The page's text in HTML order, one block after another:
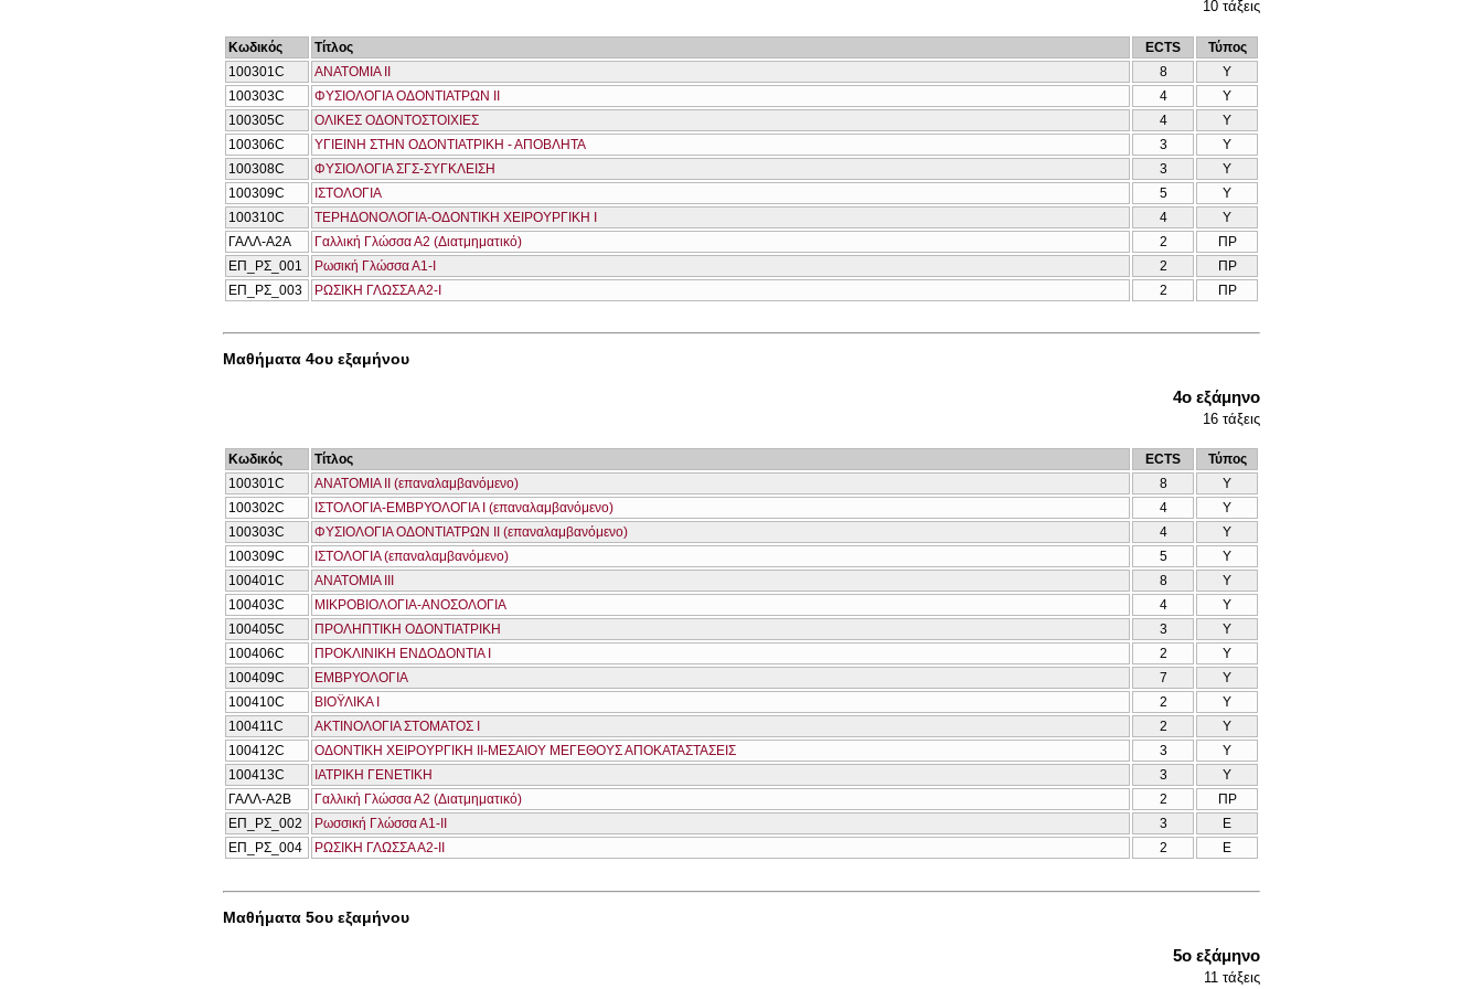
10 τάξεις
Κωδικός Τίτλος ECTS
Τύπος
100301C
ΑΝΑΤΟΜΙΑ ΙΙ 8
Υ
100303C
ΦΥΣΙΟΛΟΓΙΑ ΟΔΟΝΤΙΑΤΡΩΝ ΙΙ 4
Υ
100305C
ΟΛΙΚΕΣ ΟΔΟΝΤΟΣΤΟΙΧΙΕΣ 4
Υ
100306C
ΥΓΙΕΙΝΗ ΣΤΗΝ ΟΔΟΝΤΙΑΤΡΙΚΗ - ΑΠΟΒΛΗΤΑ 3
Υ
100308C
ΦΥΣΙΟΛΟΓΙΑ ΣΓΣ-ΣΥΓΚΛΕΙΣΗ 3
Υ
100309C
ΙΣΤΟΛΟΓΙΑ 5
Υ
100310C
ΤΕΡΗΔΟΝΟΛΟΓΙΑ-ΟΔΟΝΤΙΚΗ ΧΕΙΡΟΥΡΓΙΚΗ Ι 4
Υ
ΓΑΛΛ-Α2Α
Γαλλική Γλώσσα Α2 (Διατμηματικό) 2
ΠΡ
ΕΠ_ΡΣ_001
Ρωσική Γλώσσα Α1-Ι 2
ΠΡ
ΕΠ_ΡΣ_003
ΡΩΣΙΚΗ ΓΛΩΣΣΑ Α2-Ι 2 ΠΡ
Μαθήματα 4ου εξαμήνου
4ο εξάμηνο
16 τάξεις
Κωδικός Τίτλος ECTS
Τύπος
100301C
ΑΝΑΤΟΜΙΑ ΙΙ (επαναλαμβανόμενο) 8
Υ
100302C
ΙΣΤΟΛΟΓΙΑ-ΕΜΒΡΥΟΛΟΓΙΑ Ι (επαναλαμβανόμενο) 4
Υ
100303C
ΦΥΣΙΟΛΟΓΙΑ ΟΔΟΝΤΙΑΤΡΩΝ ΙΙ (επαναλαμβανόμενο) 4
Υ
100309C
ΙΣΤΟΛΟΓΙΑ (επαναλαμβανόμενο) 5
Υ
100401C
ΑΝΑΤΟΜΙΑ ΙΙΙ 8
Υ
100403C
ΜΙΚΡΟΒΙΟΛΟΓΙΑ-ΑΝΟΣΟΛΟΓΙΑ 4
Υ
100405C
ΠΡΟΛΗΠΤΙΚΗ ΟΔΟΝΤΙΑΤΡΙΚΗ 3
Υ
100406C
ΠΡΟΚΛΙΝΙΚΗ ΕΝΔΟΔΟΝΤΙΑ Ι 2
Υ
100409C
ΕΜΒΡΥΟΛΟΓΙΑ 7
Υ
100410C
ΒΙΟΫΛΙΚΑ Ι 2
Υ
100411C
ΑΚΤΙΝΟΛΟΓΙΑ ΣΤΟΜΑΤΟΣ Ι 2
Υ
100412C
ΟΔΟΝΤΙΚΗ ΧΕΙΡΟΥΡΓΙΚΗ ΙΙ-ΜΕΣΑΙΟΥ ΜΕΓΕΘΟΥΣ ΑΠΟΚΑΤΑΣΤΑΣΕΙΣ 3
Υ
100413C
ΙΑΤΡΙΚΗ ΓΕΝΕΤΙΚΗ 3
Υ
ΓΑΛΛ-Α2Β
Γαλλική Γλώσσα Α2 (Διατμηματικό) 2
ΠΡ
ΕΠ_ΡΣ_002
Ρωσσική Γλώσσα Α1-ΙΙ 3
Ε
ΕΠ_ΡΣ_004
ΡΩΣΙΚΗ ΓΛΩΣΣΑ Α2-ΙΙ 2 Ε
Μαθήματα 5ου εξαμήνου
5ο εξάμηνο
11 τάξεις